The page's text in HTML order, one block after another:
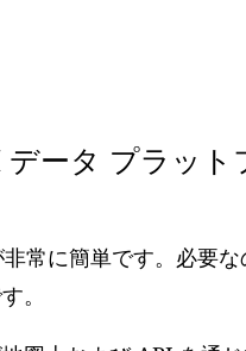
ータ プラット
常に簡単です。必要
。